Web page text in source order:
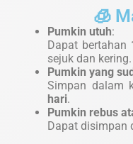
🧊
Pumkin utuh:
Dapat bertahan
sejuk dan kering.
Pumkin yang
Simpan dalam
hari.
Pumkin rebus
Dapat disimpan